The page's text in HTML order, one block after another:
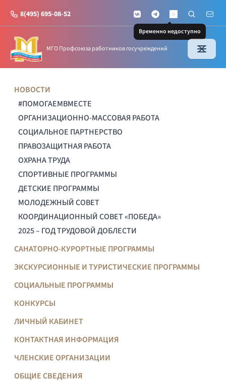
8(495) 695-08-52 VKontakteTelegramMAX
Временно недоступно
Поиск по
Почта
МГО Профсоюза работников госучреждений
НОВОСТИ
#ПОМОГАЕМВМЕСТЕ
ОРГАНИЗАЦИОННО-МАССОВАЯ РАБОТА
СОЦИАЛЬНОЕ ПАРТНЕРСТВО
ПРАВОЗАЩИТНАЯ РАБОТА
ОХРАНА ТРУДА
СПОРТИВНЫЕ ПРОГРАММЫ
ДЕТСКИЕ ПРОГРАММЫ
МОЛОДЕЖНЫЙ СОВЕТ
КООРДИНАЦИОННЫЙ СОВЕТ «ПОБЕДА»
2025 – ГОД ТРУДОВОЙ ДОБЛЕСТИ
САНАТОРНО-КУРОРТНЫЕ ПРОГРАММЫ
ЭКСКУРСИОННЫЕ И ТУРИСТИЧЕСКИЕ ПРОГРАММЫ
СОЦИАЛЬНЫЕ ПРОГРАММЫ
КОНКУРСЫ
ЛИЧНЫЙ КАБИНЕТ
КОНТАКТНАЯ ИНФОРМАЦИЯ
ЧЛЕНСКИЕ ОРГАНИЗАЦИИ
ОБЩИЕ СВЕДЕНИЯ